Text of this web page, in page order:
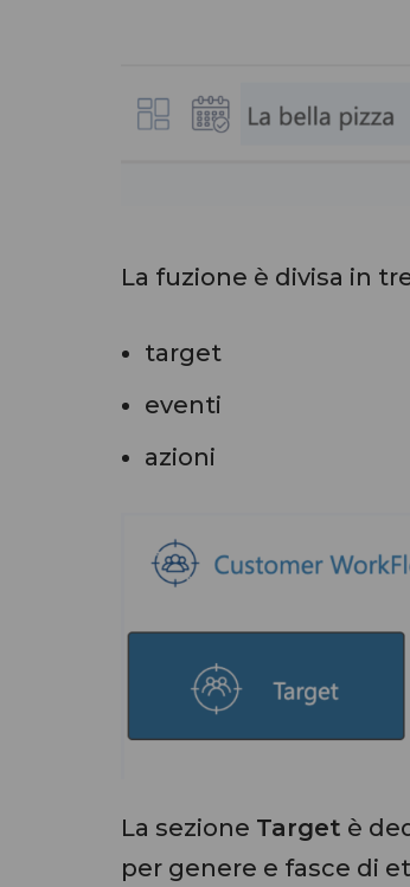
La fuzione è divisa in
target
eventi
azioni
La sezione Target è
per genere e fasce di